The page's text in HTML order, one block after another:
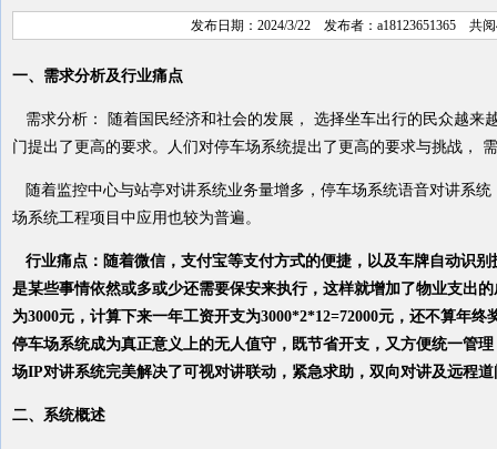
发布日期：2024/3/22 发布者：a18123651365 共
一、需求分析及行业痛点
需求分析： 随着国民经济和社会的发展， 选择坐车出行的民众越来
门提出了更高的要求。人们对停车场系统提出了更高的要求与挑战，
随着监控中心与站亭对讲系统业务量增多，停车场系统语音对讲系
场系统工程项目中应用也较为普遍。
行业痛点：随着微信，支付宝等支付方式的便捷，以及车牌自动识
是某些事情依然或多或少还需要保安来执行，这样就增加了物业支出
为3000元，计算下来一年工资开支为3000*2*12=72000元，还不算年
停车场系统成为真正意义上的无人值守，既节省开支，又方便统一管
场IP对讲系统完美解决了可视对讲联动，紧急求助，双向对讲及远程
二、系统概述